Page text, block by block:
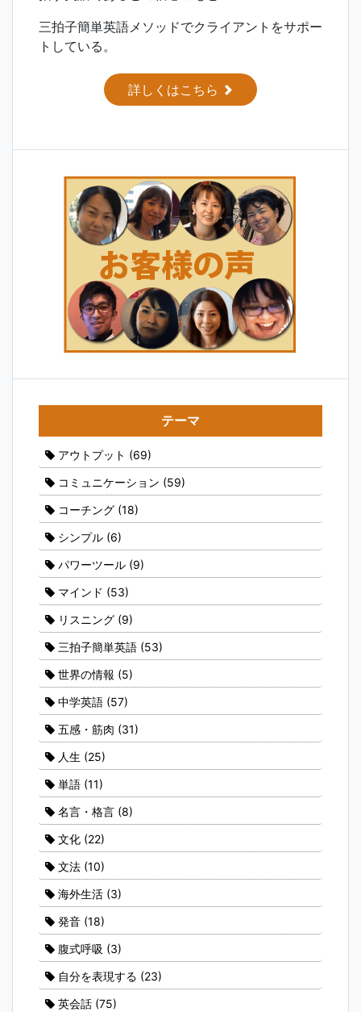
三拍子簡単英語メソッドでクライアントをサポー
トしている。
詳しくはこちら
テーマ
アウトプット (69)
コミュニケーション (59)
コーチング (18)
シンプル (6)
パワーツール (9)
マインド (53)
リスニング (9)
三拍子簡単英語 (53)
世界の情報 (5)
中学英語 (57)
五感・筋肉 (31)
人生 (25)
単語 (11)
名言・格言 (8)
文化 (22)
文法 (10)
海外生活 (3)
発音 (18)
腹式呼吸 (3)
自分を表現する (23)
英会話 (75)